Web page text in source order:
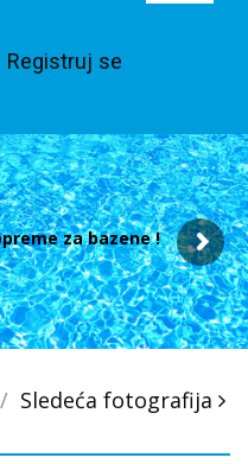
Registruj se
za bazene !
Sledeća fotografija